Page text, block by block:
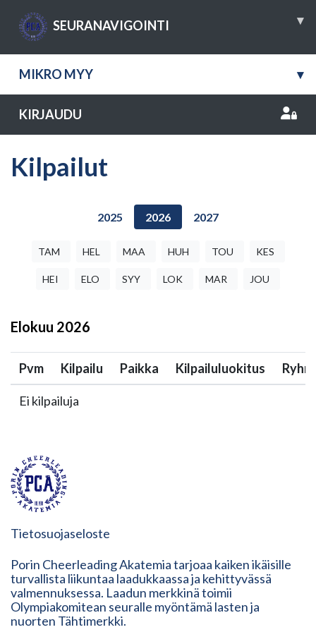
SEURANAVIGOINTI ▾
MIKRO MYY ▾
KIRJAUDU
Kilpailut
2025 2026 2027
TAM HEL MAA HUH TOU KES
HEI ELO SYY LOK MAR JOU
Elokuu 2026
Pvm Kilpailu Paikka Kilpailuluokitus
Ei kilpailuja
Tietosuojaseloste
Porin Cheerleading Akatemia tarjoaa kaiken ikäisille
turvallista liikuntaa laadukkaassa ja kehittyvässä
valmennuksessa. Laadun merkkinä toimii
Olympiakomitean seuralle myöntämä lasten ja
nuorten Tähtimerkki.